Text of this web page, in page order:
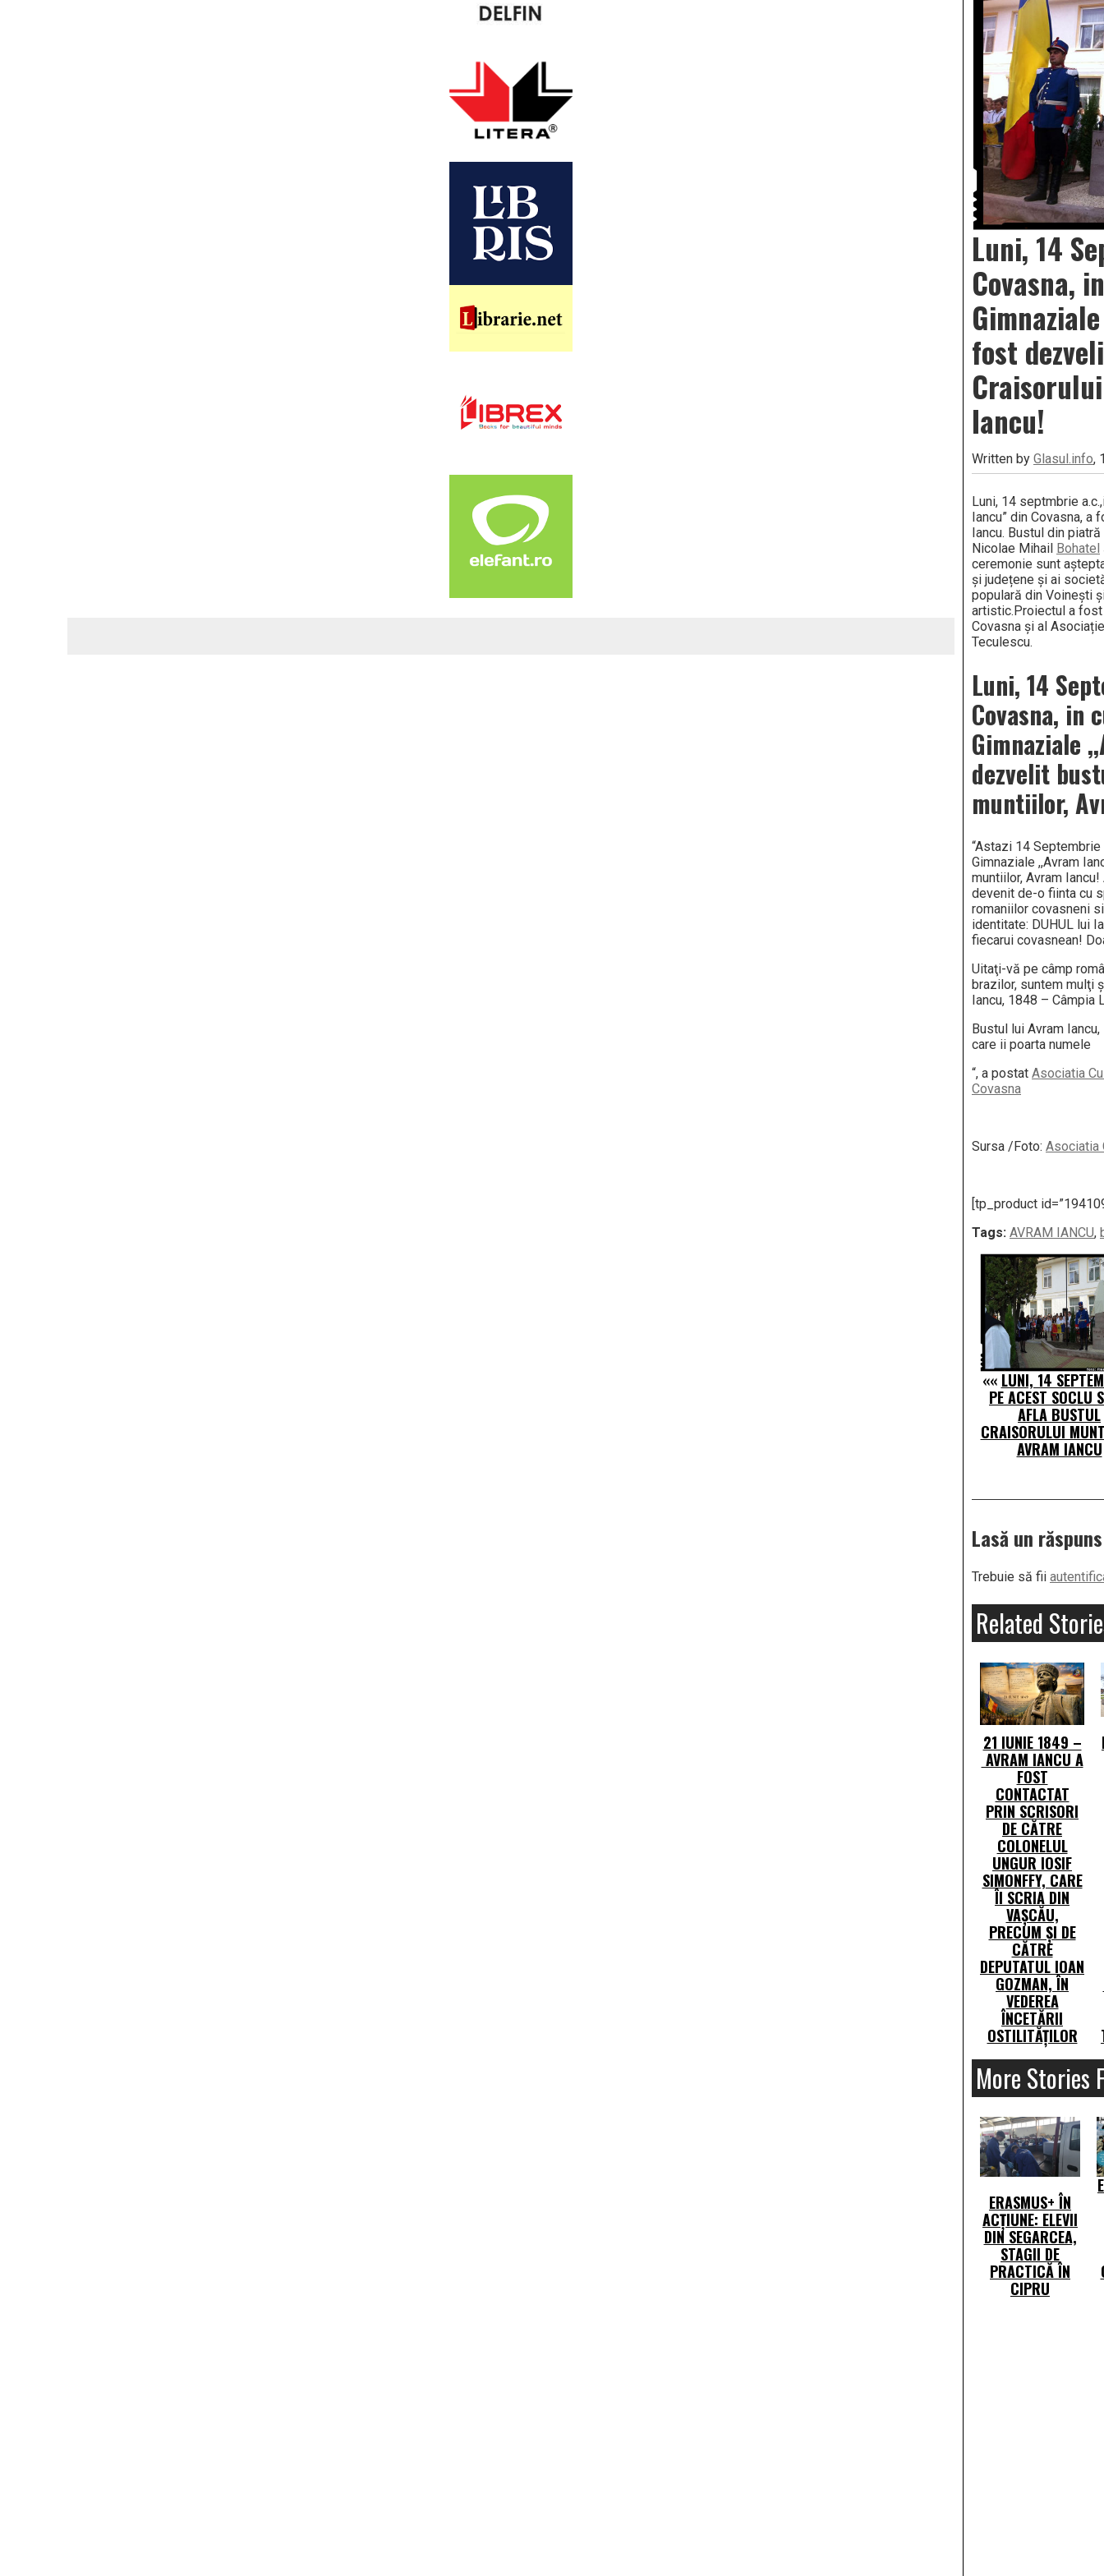
Luni, 14
Covasna,
fost
Iancu!
Written by Glasul.info,
Luni, 14 septmbrie
Iancu” din Covasna,
Iancu. Bustul din
Nicolae Mihail Bohatel
ceremonie sunt
și județene și ai
populară din Voinești
artistic.Proiectul a
Covasna și al
Teculescu.
Luni, 14
Covasna, in
Gimnaziale
dezvelit
muntiilor,
“Astazi 14
Gimnaziale ,,Avram
muntiilor, Avram
devenit de-o fiinta cu
romaniilor covasneni
identitate: DUHUL lui
fiecarui covasnean!
Uitaţi-vă pe câmp
brazilor, suntem mulţi
Iancu, 1848 – Câmpia
Bustul lui Avram
care ii poarta numele
“, a postat Asociatia
Covasna
Sursa /Foto: Asociatia
[tp_product
Tags: AVRAM IANCU,
«« LUNI, 14
PE ACEST SOCLU
AFLA BUSTUL
CRAISORULUI
AVRAM IANCU
Lasă un răspuns
Trebuie să fii
Related
21 IUNIE 1849 –
AVRAM IANCU A
FOST
CONTACTAT
PRIN SCRISORI
DE CĂTRE
COLONELUL
UNGUR IOSIF
SIMONFFY, CARE
ÎI SCRIA DIN
VAȘCĂU,
PRECUM ȘI DE
CĂTRE
DEPUTATUL IOAN
GOZMAN, ÎN
VEDEREA
ÎNCETĂRII
OSTILITĂȚILOR
More Stories
ERASMUS+ ÎN
ACȚIUNE: ELEVII
DIN SEGARCEA,
STAGII DE
PRACTICĂ ÎN
CIPRU